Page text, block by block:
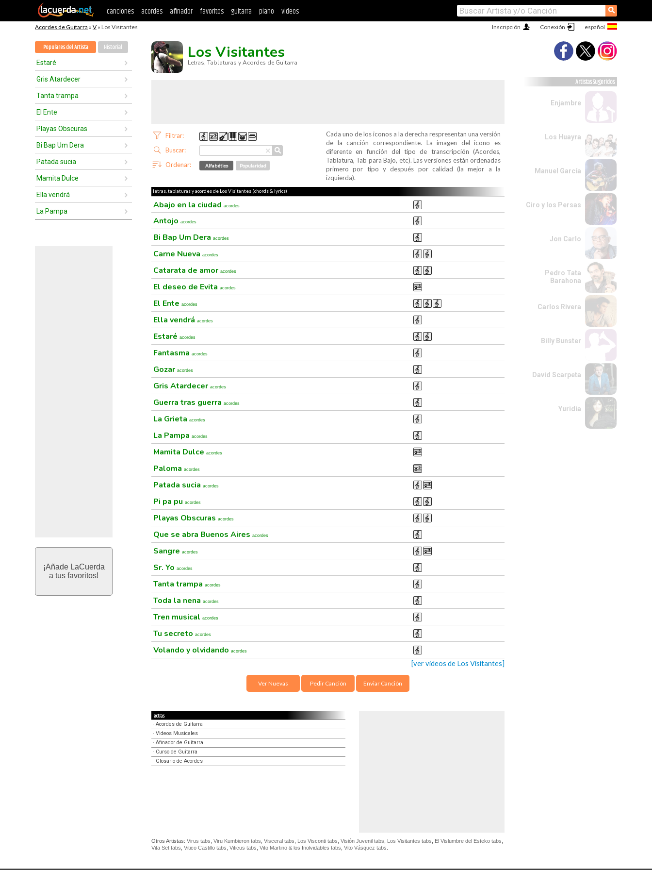
canciones acordes afinador favoritos guitarra piano videos ⚲
Acordes de Guitarra » V » Los Visitantes Conexión
Inscripción
Populares del Artista Historial
Estaré
Gris Atardecer
Tanta trampa
El Ente
Playas Obscuras
Bi Bap Um Dera
Patada sucia
Mamita Dulce
Ella vendrá
La Pampa
¡Añade LaCuerda
a tus favoritos!
Los Visitantes
Letras, Tablaturas y Acordes de Guitarra
Filtrar:
×
Buscar: ⚲
Ordenar: Alfabético Popularidad
Cada uno de los iconos a la derecha respresentan una versión
de la canción correspondiente. La imagen del icono es
diferente en función del tipo de transcripción (Acordes,
Tablatura, Tab para Bajo, etc). Las versiones están ordenadas
primero por tipo y después por calidad (la mejor a la
izquierda).
letras, tablaturas y acordes de Los Visitantes (chords & lyrics)
Abajo en la ciudad acordes
Antojo acordes
Bi Bap Um Dera acordes
Carne Nueva acordes
Catarata de amor acordes
El deseo de Evita acordes
El Ente acordes
Ella vendrá acordes
Estaré acordes
Fantasma acordes
Gozar acordes
Gris Atardecer acordes
Guerra tras guerra acordes
La Grieta acordes
La Pampa acordes
Mamita Dulce acordes
Paloma acordes
Patada sucia acordes
Pi pa pu acordes
Playas Obscuras acordes
Que se abra Buenos Aires acordes
Sangre acordes
Sr. Yo acordes
Tanta trampa acordes
Toda la nena acordes
Tren musical acordes
Tu secreto acordes
Volando y olvidando acordes
[ver videos de Los Visitantes]
Ver Nuevas Pedir Canción Enviar Canción
extras
· Acordes de Guitarra
· Videos Musicales
· Afinador de Guitarra
· Curso de Guitarra
· Glosario de Acordes
Otros Artistas: Virus tabs Viru Kumbieron tabs Visceral tabs Los Visconti tabs Visión Juvenil tabs Los Visitantes tabs El Vislumbre del Esteko tabs
Vita Set tabs Vitico Castillo tabs Viticus tabs Vito Martino & los Inolvidables tabs Vito Vásquez tabs
Artistas Sugeridos
Enjambre
Los Huayra
Manuel García
Ciro y los Persas
Jon Carlo
Pedro Tata
Barahona
Carlos Rivera
Billy Bunster
David Scarpeta
Yuridia